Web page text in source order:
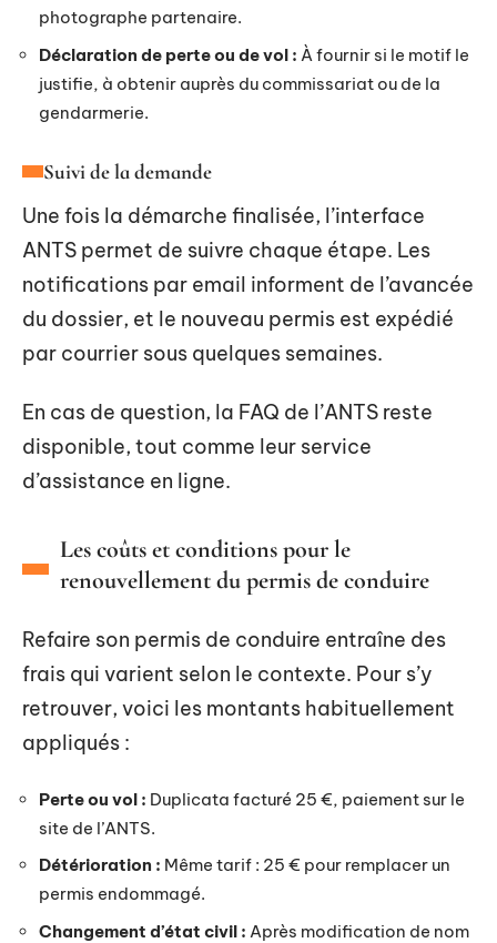
photographe partenaire.
Déclaration de perte ou de vol : À fournir si le motif le
justifie, à obtenir auprès du commissariat ou de la
gendarmerie.
Suivi de la demande
Une fois la démarche finalisée, l’interface
ANTS permet de suivre chaque étape. Les
notifications par email informent de l’avancée
du dossier, et le nouveau permis est expédié
par courrier sous quelques semaines.
En cas de question, la FAQ de l’ANTS reste
disponible, tout comme leur service
d’assistance en ligne.
Les coûts et conditions pour le
renouvellement du permis de conduire
Refaire son permis de conduire entraîne des
frais qui varient selon le contexte. Pour s’y
retrouver, voici les montants habituellement
appliqués :
Perte ou vol : Duplicata facturé 25 €, paiement sur le
site de l’ANTS.
Détérioration : Même tarif : 25 € pour remplacer un
permis endommagé.
Changement d’état civil : Après modification de nom